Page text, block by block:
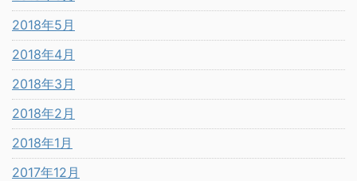
2018年5月
2018年4月
2018年3月
2018年2月
2018年1月
2017年12月